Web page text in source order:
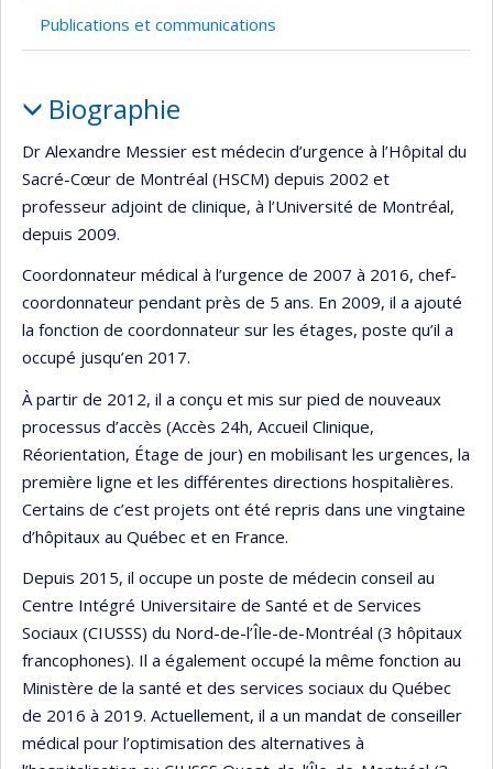
Publications et communications
Biographie
Dr Alexandre Messier est médecin d’urgence à l’Hôpital du
Sacré-Cœur de Montréal (HSCM) depuis 2002 et
professeur adjoint de clinique, à l’Université de Montréal,
depuis 2009.
Coordonnateur médical à l’urgence de 2007 à 2016, chef-
coordonnateur pendant près de 5 ans. En 2009, il a ajouté
la fonction de coordonnateur sur les étages, poste qu’il a
occupé jusqu’en 2017.
À partir de 2012, il a conçu et mis sur pied de nouveaux
processus d’accès (Accès 24h, Accueil Clinique,
Réorientation, Étage de jour) en mobilisant les urgences, la
première ligne et les différentes directions hospitalières.
Certains de c’est projets ont été repris dans une vingtaine
d’hôpitaux au Québec et en France.
Depuis 2015, il occupe un poste de médecin conseil au
Centre Intégré Universitaire de Santé et de Services
Sociaux (CIUSSS) du Nord-de-l’Île-de-Montréal (3 hôpitaux
francophones). Il a également occupé la même fonction au
Ministère de la santé et des services sociaux du Québec
de 2016 à 2019. Actuellement, il a un mandat de conseiller
médical pour l’optimisation des alternatives à